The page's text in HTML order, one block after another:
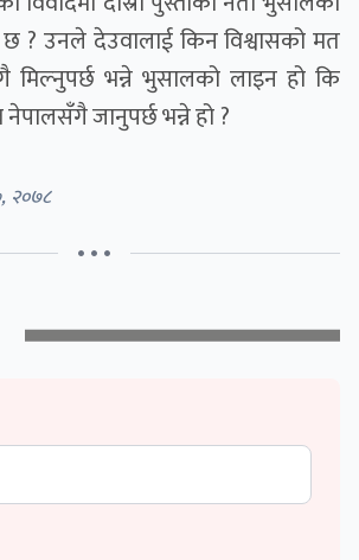
छ ? उनले देउवालाई किन विश्वासको मत
भन्ने भुसालको लाइन हो कि
जानुपर्छ भन्ने हो ?
२०७८
• • •